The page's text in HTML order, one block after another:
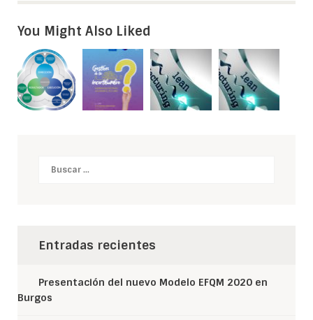
You Might Also Liked
Entradas recientes
Presentación del nuevo Modelo EFQM 2020 en
Burgos